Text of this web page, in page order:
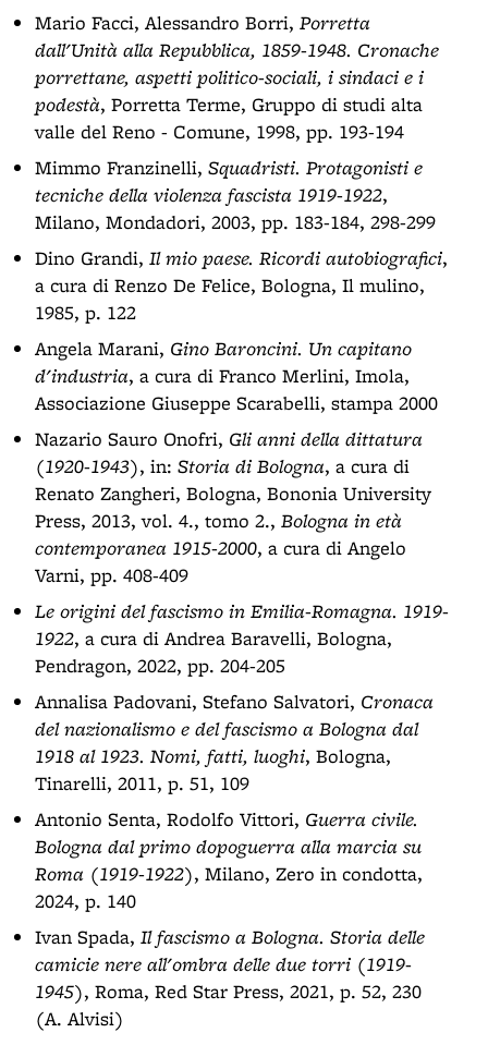
Mario Facci, Alessandro Borri, Porretta
dall'Unità alla Repubblica, 1859-1948. Cronache
porrettane, aspetti politico-sociali, i sindaci e i
podestà, Porretta Terme, Gruppo di studi alta
valle del Reno - Comune, 1998, pp. 193-194
Mimmo Franzinelli, Squadristi. Protagonisti e
tecniche della violenza fascista 1919-1922,
Milano, Mondadori, 2003, pp. 183-184, 298-299
Dino Grandi, Il mio paese. Ricordi autobiografici,
a cura di Renzo De Felice, Bologna, Il mulino,
1985, p. 122
Angela Marani, Gino Baroncini. Un capitano
d'industria, a cura di Franco Merlini, Imola,
Associazione Giuseppe Scarabelli, stampa 2000
Nazario Sauro Onofri, Gli anni della dittatura
(1920-1943), in: Storia di Bologna, a cura di
Renato Zangheri, Bologna, Bononia University
Press, 2013, vol. 4., tomo 2., Bologna in età
contemporanea 1915-2000, a cura di Angelo
Varni, pp. 408-409
Le origini del fascismo in Emilia-Romagna. 1919-
1922, a cura di Andrea Baravelli, Bologna,
Pendragon, 2022, pp. 204-205
Annalisa Padovani, Stefano Salvatori, Cronaca
del nazionalismo e del fascismo a Bologna dal
1918 al 1923. Nomi, fatti, luoghi, Bologna,
Tinarelli, 2011, p. 51, 109
Antonio Senta, Rodolfo Vittori, Guerra civile.
Bologna dal primo dopoguerra alla marcia su
Roma (1919-1922), Milano, Zero in condotta,
2024, p. 140
Ivan Spada, Il fascismo a Bologna. Storia delle
camicie nere all'ombra delle due torri (1919-
1945), Roma, Red Star Press, 2021, p. 52, 230
(A. Alvisi)